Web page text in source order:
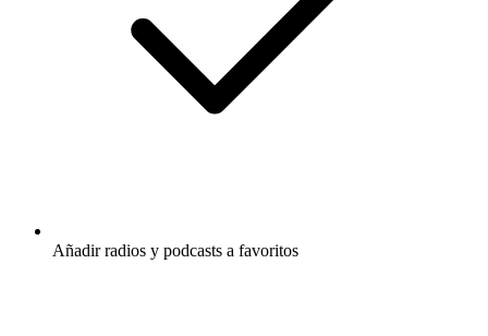
Añadir radios y podcasts a favoritos